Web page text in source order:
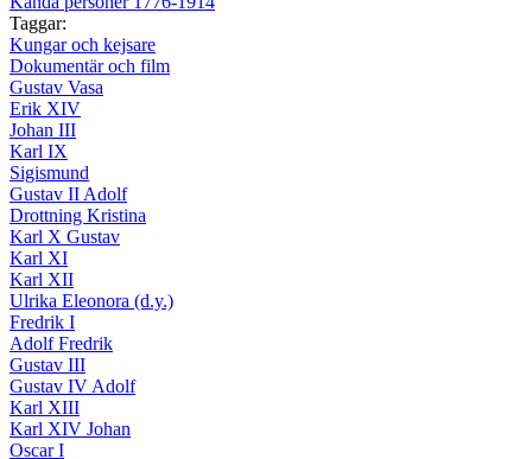
Taggar:
Kungar och kejsare
Dokumentär och film
Gustav Vasa
Erik XIV
Johan III
Karl IX
Sigismund
Gustav II Adolf
Drottning Kristina
Karl X Gustav
Karl XI
Karl XII
Ulrika Eleonora (d.y.)
Fredrik I
Adolf Fredrik
Gustav III
Gustav IV Adolf
Karl XIII
Karl XIV Johan
Oscar I